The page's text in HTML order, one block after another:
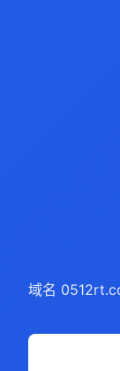
域名